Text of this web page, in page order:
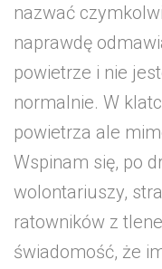
nazwać
naprawdę
powietrze i nie
normalnie. W
powietrza ale
Wspinam się, po
wolontariuszy,
ratowników z
świadomość, że